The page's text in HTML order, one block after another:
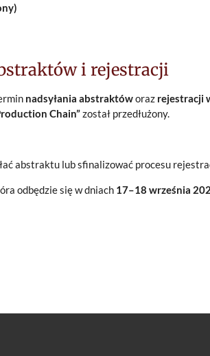
i rejestracji
nadsyłania abstraktóworaz rejestracji
Chain”został przedłużony.
abstraktu lub sfinalizować procesu
odbędzie się w dniach 17–18 września